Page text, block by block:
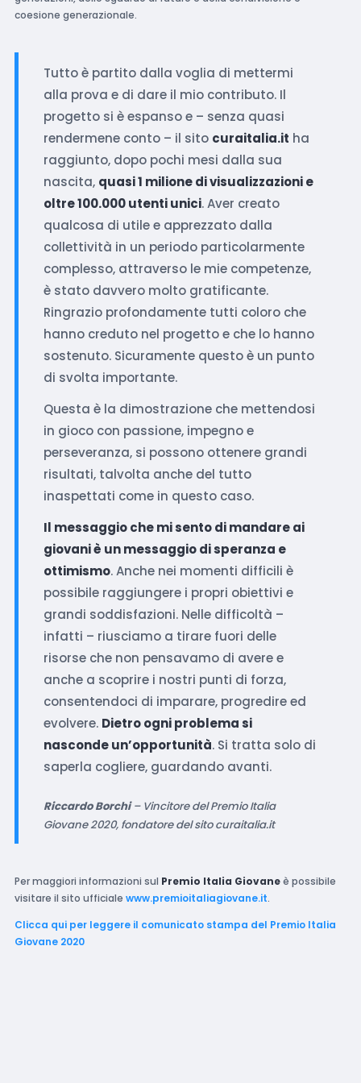
coesione generazionale.
Tutto è partito dalla voglia di mettermi
alla prova e di dare il mio contributo. Il
progetto si è espanso e – senza quasi
rendermene conto – il sito curaitalia.it ha
raggiunto, dopo pochi mesi dalla sua
nascita, quasi 1 milione di visualizzazioni e
oltre 100.000 utenti unici. Aver creato
qualcosa di utile e apprezzato dalla
collettività in un periodo particolarmente
complesso, attraverso le mie competenze,
è stato davvero molto gratificante.
Ringrazio profondamente tutti coloro che
hanno creduto nel progetto e che lo hanno
sostenuto. Sicuramente questo è un punto
di svolta importante.
Questa è la dimostrazione che mettendosi
in gioco con passione, impegno e
perseveranza, si possono ottenere grandi
risultati, talvolta anche del tutto
inaspettati come in questo caso.
Il messaggio che mi sento di mandare ai
giovani è un messaggio di speranza e
ottimismo. Anche nei momenti difficili è
possibile raggiungere i propri obiettivi e
grandi soddisfazioni. Nelle difficoltà –
infatti – riusciamo a tirare fuori delle
risorse che non pensavamo di avere e
anche a scoprire i nostri punti di forza,
consentendoci di imparare, progredire ed
evolvere. Dietro ogni problema si
nasconde un’opportunità. Si tratta solo di
saperla cogliere, guardando avanti.
Riccardo Borchi– Vincitore del Premio Italia
Giovane 2020, fondatore del sito curaitalia.it
Per maggiori informazioni sul Premio Italia Giovaneè possibile
visitare il sito ufficiale www.premioitaliagiovane.it.
Clicca qui per leggere il comunicato stampa del Premio Italia
Giovane 2020